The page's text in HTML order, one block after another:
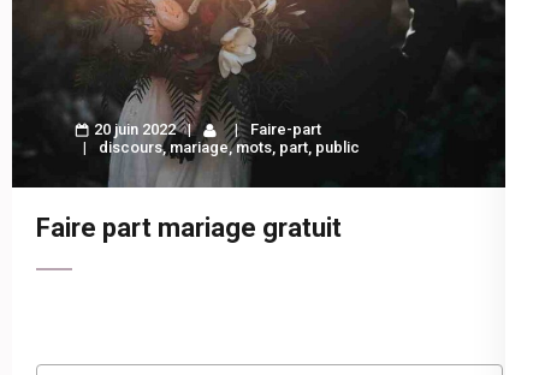
20 juin 2022
Faire-part
discours,mariage,mots, part, public
Faire part mariage gratuit